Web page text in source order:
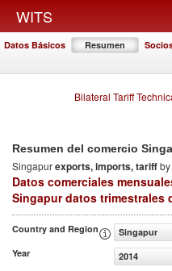
WITS
Datos Básicos Resumen
Bilateral Tariff
Resumen del comercio
Singapurexports, imports, tariffby
Datos comerciales
Singapur datos trimestrales
Country and Region
Singapur
Year
2014